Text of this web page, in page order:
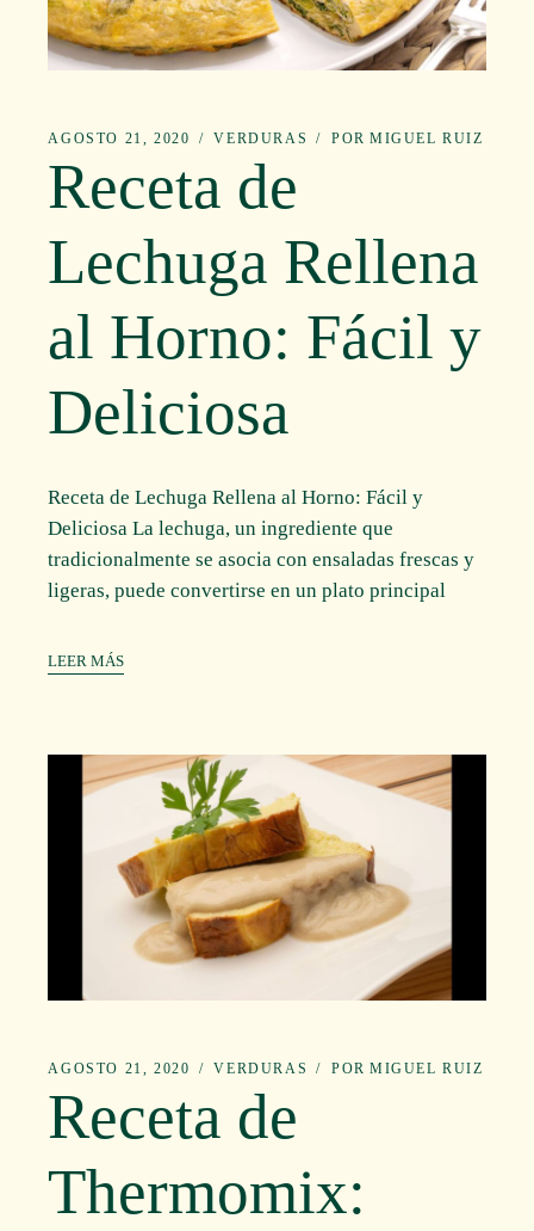
AGOSTO 21, 2020 VERDURAS POR MIGUEL RUIZ
Receta de
Lechuga Rellena
al Horno: Fácil y
Deliciosa
Receta de Lechuga Rellena al Horno: Fácil y
Deliciosa La lechuga, un ingrediente que
tradicionalmente se asocia con ensaladas frescas y
ligeras, puede convertirse en un plato principal
LEER MÁS
AGOSTO 21, 2020 VERDURAS POR MIGUEL RUIZ
Receta de
Thermomix: